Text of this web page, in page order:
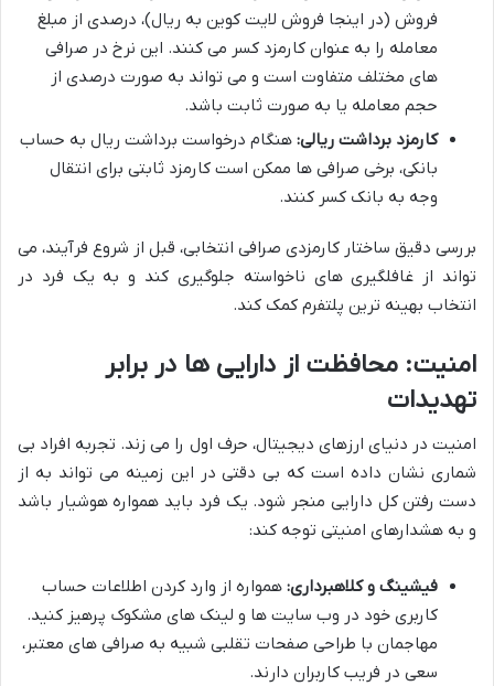
فروش (در اینجا فروش لایت کوین به ریال)، درصدی از مبلغ
معامله را به عنوان کارمزد کسر می کنند. این نرخ در صرافی
های مختلف متفاوت است و می تواند به صورت درصدی از
حجم معامله یا به صورت ثابت باشد.
کارمزد برداشت ریالی: هنگام درخواست برداشت ریال به حساب
بانکی، برخی صرافی ها ممکن است کارمزد ثابتی برای انتقال
وجه به بانک کسر کنند.
بررسی دقیق ساختار کارمزدی صرافی انتخابی، قبل از شروع فرآیند، می
تواند از غافلگیری های ناخواسته جلوگیری کند و به یک فرد در
انتخاب بهینه ترین پلتفرم کمک کند.
امنیت: محافظت از دارایی ها در برابر
تهدیدات
امنیت در دنیای ارزهای دیجیتال، حرف اول را می زند. تجربه افراد بی
شماری نشان داده است که بی دقتی در این زمینه می تواند به از
دست رفتن کل دارایی منجر شود. یک فرد باید همواره هوشیار باشد
و به هشدارهای امنیتی توجه کند:
فیشینگ و کلاهبرداری: همواره از وارد کردن اطلاعات حساب
کاربری خود در وب سایت ها و لینک های مشکوک پرهیز کنید.
مهاجمان با طراحی صفحات تقلبی شبیه به صرافی های معتبر،
سعی در فریب کاربران دارند.